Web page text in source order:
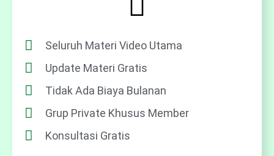
Seluruh Materi Video Utama
Update Materi Gratis
Tidak Ada Biaya Bulanan
Grup Private Khusus Member
Konsultasi Gratis